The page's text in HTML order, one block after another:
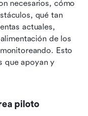
necesarios, cómo
qué tan
actuales,
de los
Esto
que apoyan y
piloto